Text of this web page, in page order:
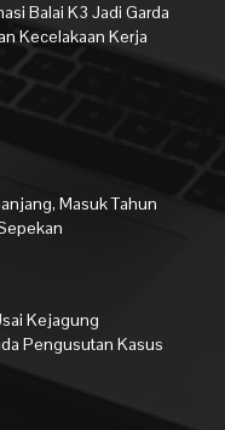
Balai K3 Jadi Garda
Kecelakaan Kerja
Masuk Tahun
Kejagung
Pengusutan Kasus